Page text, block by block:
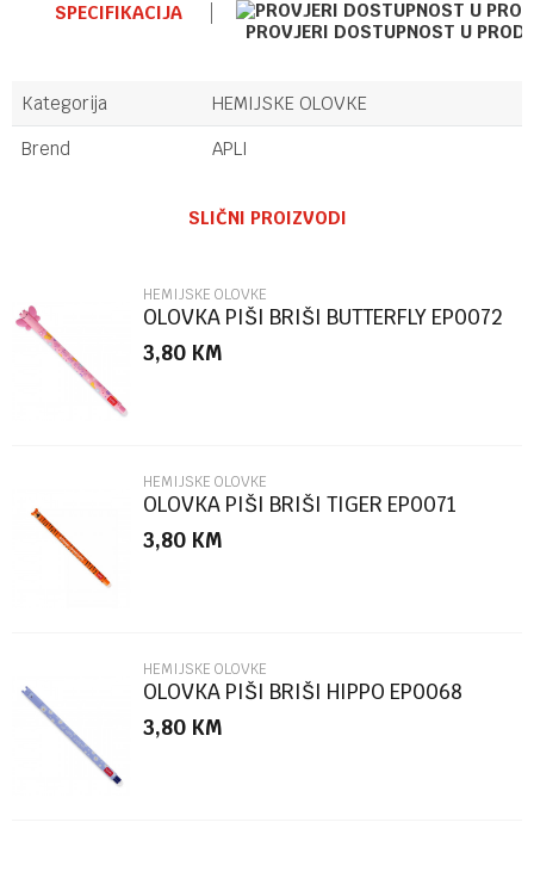
SPECIFIKACIJA
PROVJERI DOSTUPNOST U
Kategorija
HEMIJSKE OLOVKE
Brend
APLI
Poruka
POŠALJI
SLIČNI PROIZVODI
HEMIJSKE OLOVKE
OLOVKA PIŠI BRIŠI BUTTERFLY EP0072
3,80 KM
HEMIJSKE OLOVKE
OLOVKA PIŠI BRIŠI TIGER EP0071
3,80 KM
HEMIJSKE OLOVKE
OLOVKA PIŠI BRIŠI HIPPO EP0068
3,80 KM